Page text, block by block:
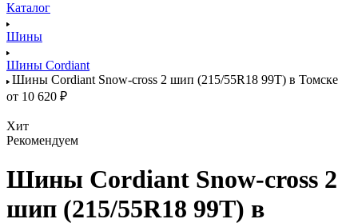
Каталог
Шины
Шины Cordiant
Шины Cordiant Snow-cross 2 шип (215/55R18 99T) в Томске
от 10 620 ₽
Хит
Рекомендуем
Шины Cordiant Snow-cross 2
шип (215/55R18 99T) в